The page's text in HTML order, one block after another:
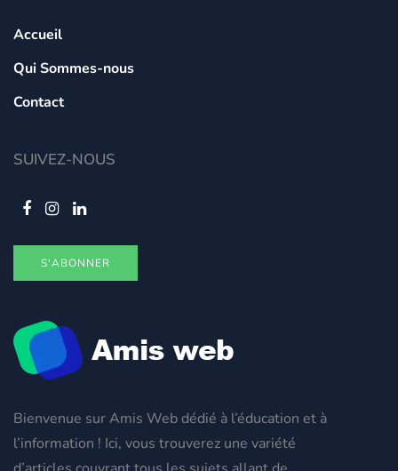
Bienvenue sur Amis Web dédié à l’éducation et à
l’information ! Ici, vous trouverez une variété
Accueil
Qui Sommes-nous
Contact
SUIVEZ-NOUS
S'ABONNER